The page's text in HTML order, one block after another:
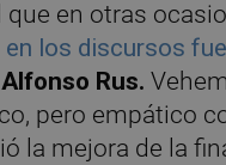
en otras
los discursos
Alfonso Rus.
pero empático
la mejora de la